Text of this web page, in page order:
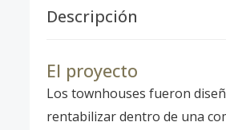
Descripción
El proyecto
Los townhouses fueron
rentabilizar dentro de una